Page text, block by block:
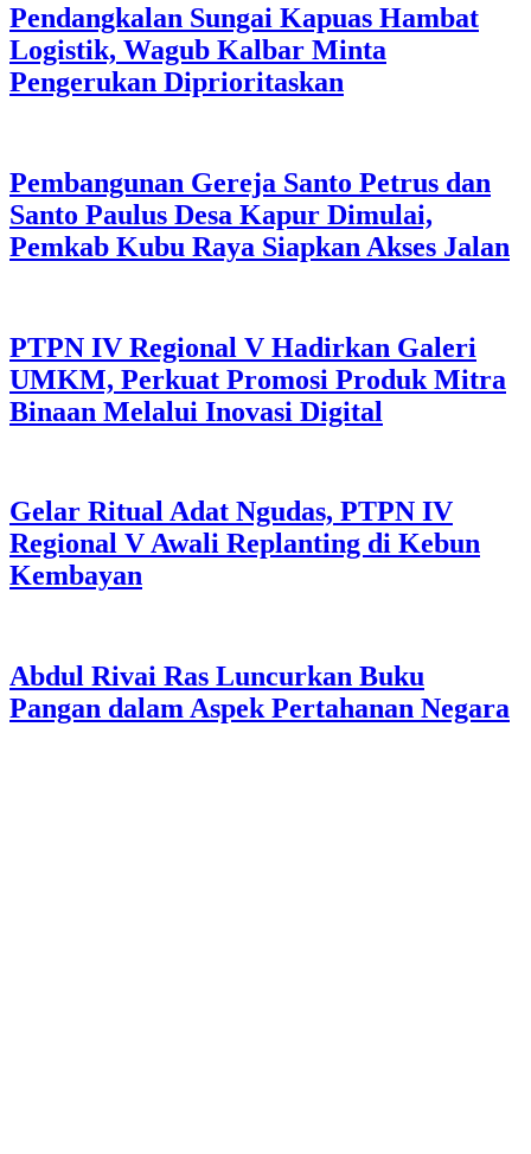
Pendangkalan Sungai Kapuas Hambat
Logistik, Wagub Kalbar Minta
Pengerukan Diprioritaskan
Pembangunan Gereja Santo Petrus dan
Santo Paulus Desa Kapur Dimulai,
Pemkab Kubu Raya Siapkan Akses Jalan
PTPN IV Regional V Hadirkan Galeri
UMKM, Perkuat Promosi Produk Mitra
Binaan Melalui Inovasi Digital
Gelar Ritual Adat Ngudas, PTPN IV
Regional V Awali Replanting di Kebun
Kembayan
Abdul Rivai Ras Luncurkan Buku
Pangan dalam Aspek Pertahanan Negara